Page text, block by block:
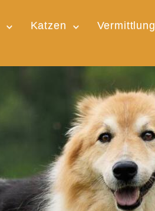
Katzen Vermittlung